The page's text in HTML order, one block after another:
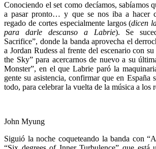
Conociendo el set como decíamos, sabíamos
a pasar pronto… y que se nos iba a hacer
regado de cortes especialmente largos (dicen
para darle descanso a Labrie). Se
Sacrifice”, donde la banda aprovecha el
a Jordan Rudess al frente del escenario con
the Sky” para acercarnos de nuevo a su
Monster”, en el que Labrie paró la
gente su asistencia, confirmar que en España
todo, para celebrar la vuelta de la música a los
John Myung
Siguió la noche coqueteando la banda con